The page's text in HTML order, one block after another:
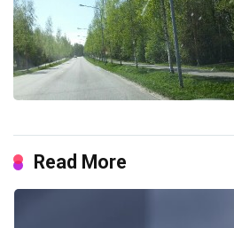
Read More